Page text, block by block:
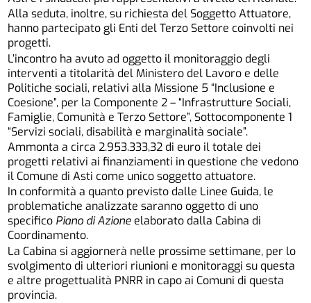
Alla seduta, inoltre, su richiesta del Soggetto Attuatore,
hanno partecipato gli Enti del Terzo Settore coinvolti nei
progetti.
L’incontro ha avuto ad oggetto il monitoraggio degli
interventi a titolarità del Ministero del Lavoro e delle
Politiche sociali, relativi alla Missione 5 “Inclusione e
Coesione”, per la Componente 2 – “Infrastrutture Sociali,
Famiglie, Comunità e Terzo Settore”, Sottocomponente 1
“Servizi sociali, disabilità e marginalità sociale”.
Ammonta a circa 2.953.333,32 di euro il totale dei
progetti relativi ai finanziamenti in questione che vedono
il Comune di Asti come unico soggetto attuatore.
In conformità a quanto previsto dalle Linee Guida, le
problematiche analizzate saranno oggetto di uno
specifico Piano di Azione elaborato dalla Cabina di
Coordinamento.
La Cabina si aggiornerà nelle prossime settimane, per lo
svolgimento di ulteriori riunioni e monitoraggi su questa
e altre progettualità PNRR in capo ai Comuni di questa
provincia.